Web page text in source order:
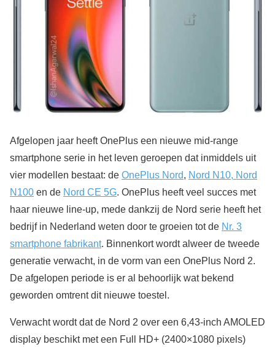
Afgelopen jaar heeft OnePlus een nieuwe mid-range
smartphone serie in het leven geroepen dat inmiddels uit
vier modellen bestaat: de OnePlus Nord, Nord N10, Nord
N100 en de Nord CE 5G. OnePlus heeft veel succes met
haar nieuwe line-up, mede dankzij de Nord serie heeft het
bedrijf in Nederland weten door te groeien tot de Nr. 3
smartphone fabrikant. Binnenkort wordt alweer de tweede
generatie verwacht, in de vorm van een OnePlus Nord 2.
De afgelopen periode is er al behoorlijk wat bekend
geworden omtrent dit nieuwe toestel.
Verwacht wordt dat de Nord 2 over een 6,43-inch AMOLED
display beschikt met een Full HD+ (2400×1080 pixels)